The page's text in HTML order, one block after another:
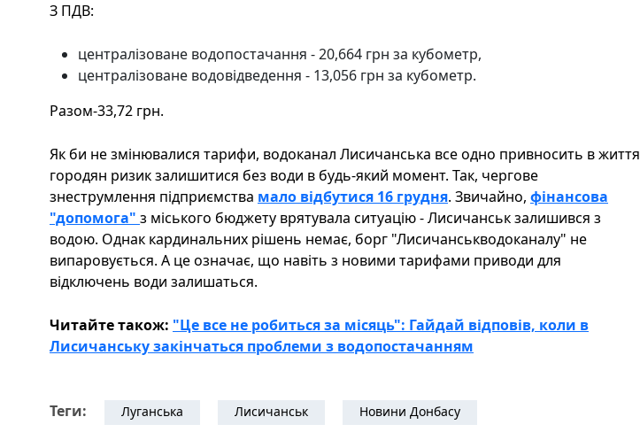
З ПДВ:
централізоване водопостачання - 20,664 грн за кубометр,
централізоване водовідведення - 13,056 грн за кубометр.
Разом-33,72 грн.
Як би не змінювалися тарифи, водоканал Лисичанська все одно привносить в життя
городян ризик залишитися без води в будь-який момент. Так, чергове
знеструмлення підприємства мало відбутися 16 грудня. Звичайно, фінансова
"допомога" з міського бюджету врятувала ситуацію - Лисичанськ залишився з
водою. Однак кардинальних рішень немає, борг "Лисичанськводоканалу" не
випаровується. А це означає, що навіть з новими тарифами приводи для
відключень води залишаться.
Читайте також: "Це все не робиться за місяць": Гайдай відповів, коли в
Лисичанську закінчаться проблеми з водопостачанням
Теги: Луганська Лисичанськ Новини Донбасу